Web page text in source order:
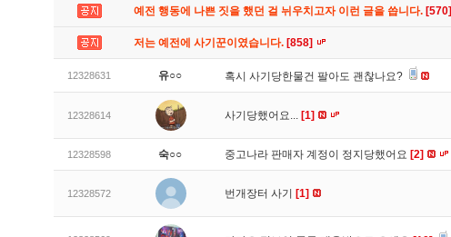
예전 행동에 나쁜 짓을 했던 걸 뉘우치고자 이런 글을 씁니다. [570]
저는 예전에 사기꾼이였습니다. [858]
12328631 유○○ 혹시 사기당한물건 팔아도 괜찮나요?
12328614 사기당했어요... [1]
12328598 숙○○ 중고나라 판매자 계정이 정지당했어요 [2]
12328572 번개장터 사기 [1]